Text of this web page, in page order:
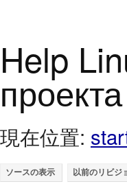
Help
проекта
現在位置: